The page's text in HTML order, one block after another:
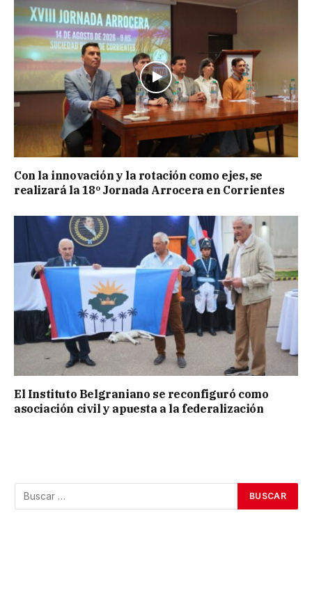
Con la innovación y la rotación como ejes, se
realizará la 18º Jornada Arrocera en Corrientes
El Instituto Belgraniano se reconfiguró como
asociación civil y apuesta a la federalización